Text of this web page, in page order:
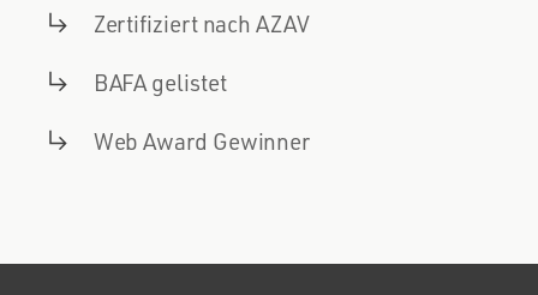
Zertifiziert nach AZAV
BAFA gelistet
Web Award Gewinner